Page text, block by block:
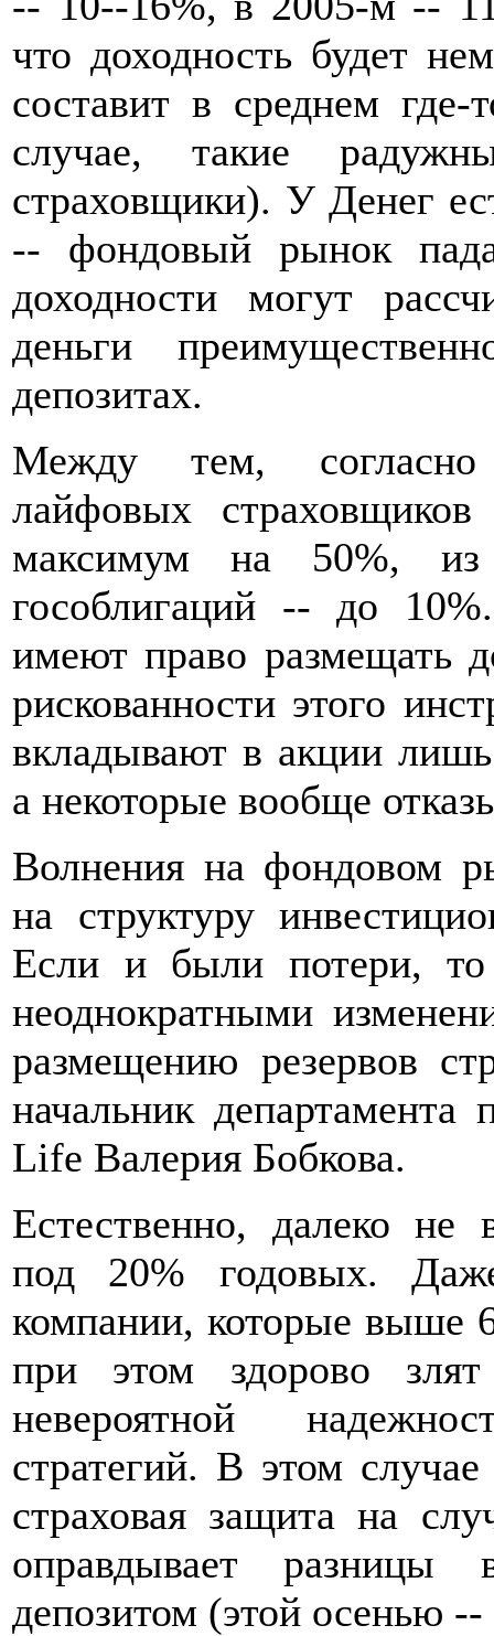
что доходность будет
составит в среднем
случае, такие
страховщики). У Денег
-- фондовый рынок
доходности могут
деньги
депозитах.
Между тем, согласно
лайфовых
максимум на 50%,
гособлигаций -- до
имеют право размещать
рискованности этого
вкладывают в акции
а некоторые вообще
Волнения на фондовом
на структуру
Если и были потери, то
неоднократными
размещению резервов
начальник
Life Валерия Бобкова.
Естественно, далеко не
под 20% годовых.
компании, которые выше
при этом здорово
невероятной
стратегий. В этом
страховая защита на
оправдывает разницы
депозитом (этой осенью